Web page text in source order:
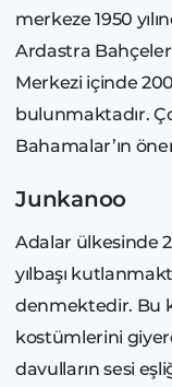
merkeze 1950
Ardastra
Merkezi içinde
bulunmaktadır.
Bahamalar’ın
Junkanoo
Adalar ülkesinde
yılbaşı
denmektedir. Bu
kostümlerini
davulların sesi